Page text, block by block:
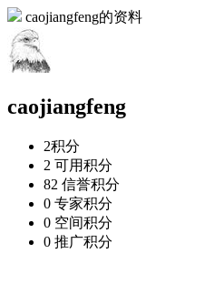
caojiangfeng的资料
caojiangfeng
2积分
2 可用积分
82 信誉积分
0 专家积分
0 空间积分
0 推广积分